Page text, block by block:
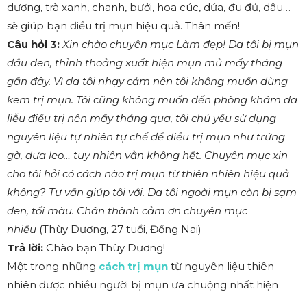
dương, trà xanh, chanh, bưởi, hoa cúc, dứa, đu đủ, dâu…
sẽ giúp bạn điều trị mụn hiệu quả. Thân mến!
Câu hỏi 3:Xin chào chuyên mục Làm đẹp! Da tôi bị mụn
đầu đen, thỉnh thoảng xuất hiện mụn mủ mấy tháng
gần đây. Vì da tôi nhạy cảm nên tôi không muốn dùng
kem trị mụn. Tôi cũng không muốn đến phòng khám da
liễu điều trị nên mấy tháng qua, tôi chủ yếu sử dụng
nguyên liệu tự nhiên tự chế để điều trị mụn như trứng
gà, dưa leo… tuy nhiên vẫn không hết. Chuyên mục xin
cho tôi hỏi có cách nào trị mụn từ thiên nhiên hiệu quả
không? Tư vấn giúp tôi với. Da tôi ngoài mụn còn bị sạm
đen, tối màu. Chân thành cảm ơn chuyên mục
nhiều (Thùy Dương, 27 tuổi, Đồng Nai)
Trả lời: Chào bạn Thùy Dương!
Một trong những cách trị mụn từ nguyên liệu thiên
nhiên được nhiều người bị mụn ưa chuộng nhất hiện